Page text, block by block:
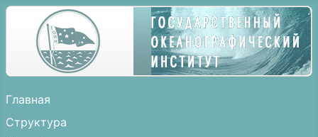
Главная
Структура